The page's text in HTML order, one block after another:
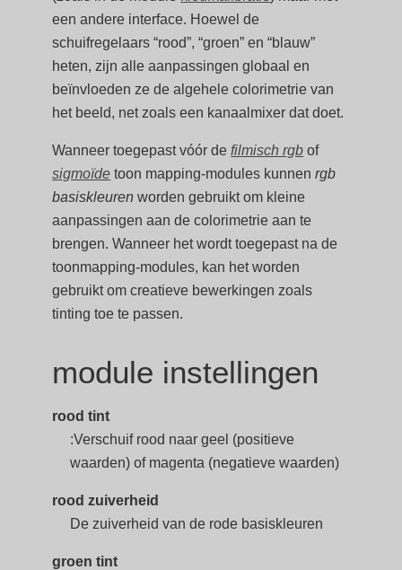
een andere interface. Hoewel de
schuifregelaars “rood”, “groen” en “blauw”
heten, zijn alle aanpassingen globaal en
beïnvloeden ze de algehele colorimetrie van
het beeld, net zoals een kanaalmixer dat doet.
Wanneer toegepast vóór defilmisch rgb of
sigmoïde toon mapping-modules kunnenrgb
basiskleuren worden gebruikt om kleine
aanpassingen aan de colorimetrie aan te
brengen. Wanneer het wordt toegepast na de
toonmapping-modules, kan het worden
gebruikt om creatieve bewerkingen zoals
tinting toe te passen.
module instellingen
rood tint
:Verschuif rood naar geel (positieve
waarden) of magenta (negatieve waarden)
rood zuiverheid
De zuiverheid van de rode basiskleuren
groen tint